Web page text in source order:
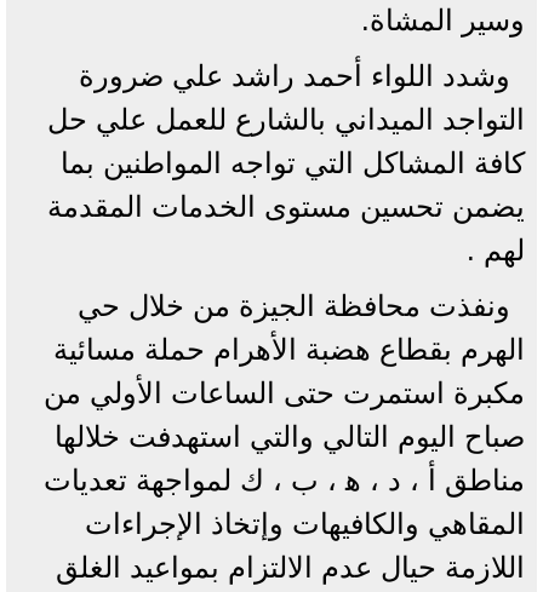
وسير المشاة.
وشدد اللواء أحمد راشد علي ضرورة
التواجد الميداني بالشارع للعمل علي حل
كافة المشاكل التي تواجه المواطنين بما
يضمن تحسين مستوى الخدمات المقدمة
لهم .
ونفذت محافظة الجيزة من خلال حي
الهرم بقطاع هضبة الأهرام حملة مسائية
مكبرة استمرت حتى الساعات الأولي من
صباح اليوم التالي والتي استهدفت خلالها
مناطق أ ، د ، ه‍ ، ب ، ك لمواجهة تعديات
المقاهي والكافيهات وإتخاذ الإجراءات
اللازمة حيال عدم الالتزام بمواعيد الغلق